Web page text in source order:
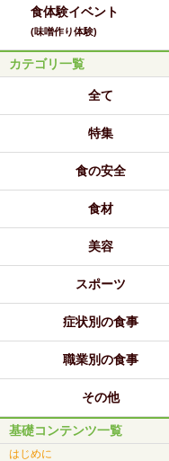
食体験イベント
(味噌作り体験)
カテゴリ一覧
全て
特集
食の安全
食材
美容
スポーツ
症状別の食事
職業別の食事
その他
基礎コンテンツ一覧
はじめに